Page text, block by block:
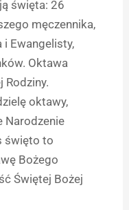
święta: 26
męczennika,
i Ewangelisty,
Oktawa
Rodziny.
oktawy,
Narodzenie
święto to
Bożego
Świętej Bożej